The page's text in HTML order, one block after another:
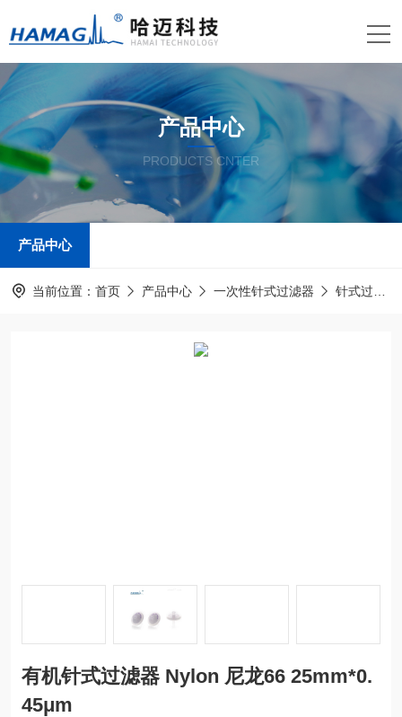
产品中心
PRODUCTS CNTER
产品中心
当前位置： 首页 产品中心 一次性针式过滤器 针式过滤器
有机针式过滤器 Nylon 尼龙66 25mm*0.
45μm